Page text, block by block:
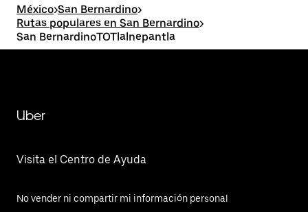
México>San Bernardino>
Rutas populares en San Bernardino>
San BernardinoTOTlalnepantla
Uber
Visita el Centro de Ayuda
No vender ni compartir mi información personal